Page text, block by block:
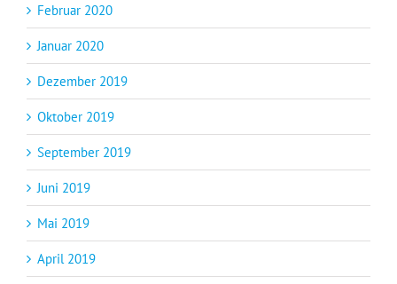
Februar 2020
Januar 2020
Dezember 2019
Oktober 2019
September 2019
Juni 2019
Mai 2019
April 2019